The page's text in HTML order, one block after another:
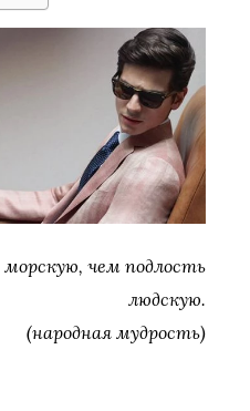
чем подлость
людскую.
(народная мудрость)